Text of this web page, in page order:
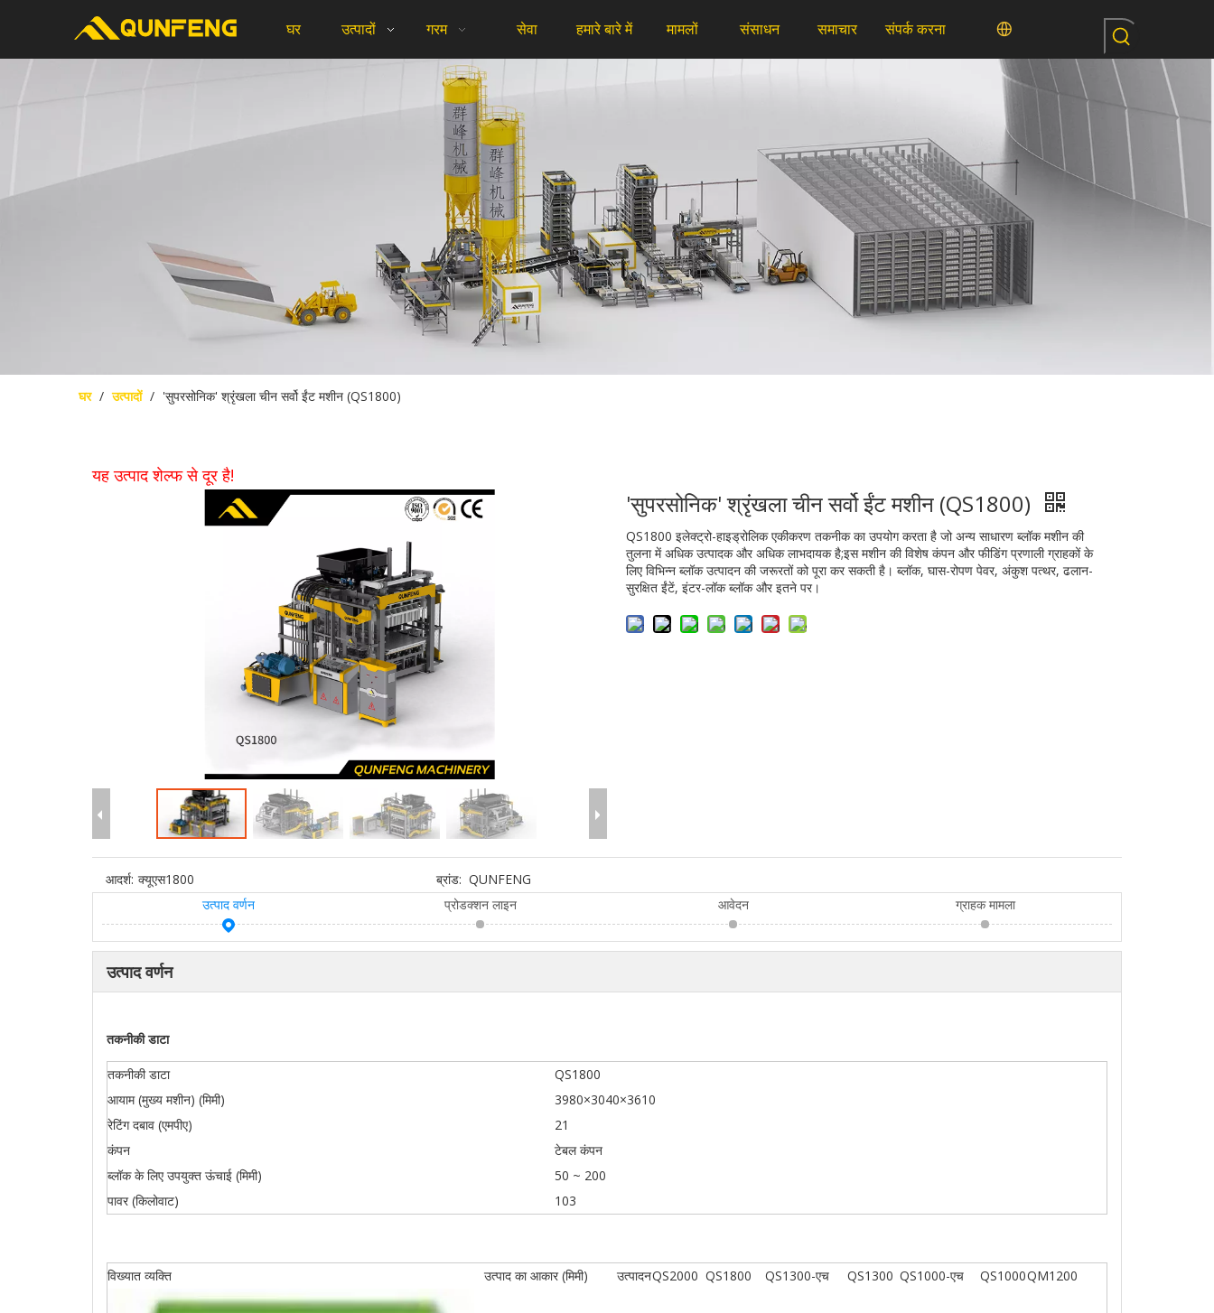
घर उत्पादों गरम सेवा हमारे बारे में मामलों संसाधन समाचार संपर्क करना
घर / उत्पादों / 'सुपरसोनिक' श्रृंखला चीन सर्वो ईंट मशीन (QS1800)
यह उत्पाद शेल्फ से दूर है!
'सुपरसोनिक' श्रृंखला चीन सर्वो ईंट मशीन (QS1800)
QS1800 इलेक्ट्रो-हाइड्रोलिक एकीकरण तकनीक का उपयोग करता है जो अन्य साधारण ब्लॉक मशीन की
तुलना में अधिक उत्पादक और अधिक लाभदायक है;इस मशीन की विशेष कंपन और फीडिंग प्रणाली ग्राहकों के
लिए विभिन्न ब्लॉक उत्पादन की जरूरतों को पूरा कर सकती है। ब्लॉक, घास-रोपण पेवर, अंकुश पत्थर, ढलान-
सुरक्षित ईंटें, इंटर-लॉक ब्लॉक और इतने पर।
आदर्श: क्यूएस1800 ब्रांड: QUNFENG
उत्पाद वर्णन
प्रोडक्शन लाइन आवेदन ग्राहक मामला
उत्पाद वर्णन
तकनीकी डाटा
तकनीकी डाटा
QS1800
आयाम (मुख्य मशीन) (मिमी)
3980×3040×3610
रेटिंग दबाव (एमपीए)
21
कंपन
टेबल कंपन
ब्लॉक के लिए उपयुक्त ऊंचाई (मिमी)
50 ~ 200
पावर (किलोवाट)
103
विख्यात व्यक्ति उत्पाद का आकार (मिमी) उत्पादनQS2000 QS1800 QS1300-एच QS1300 QS1000-एच QS1000QM1200